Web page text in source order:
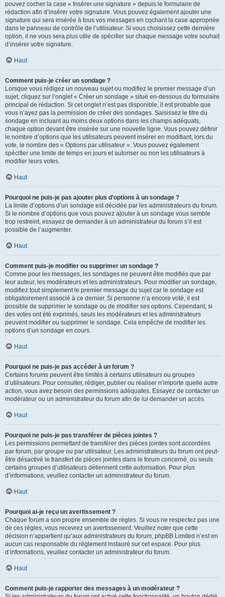
pouvez cocher la case « Insérer une signature » depuis le formulaire de
rédaction afin d’insérer votre signature. Vous pouvez également ajouter une
signature qui sera insérée à tous vos messages en cochant la case appropriée
dans le panneau de contrôle de l’utilisateur. Si vous choisissez cette dernière
option, il ne vous sera plus utile de spécifier sur chaque message votre souhait
d’insérer votre signature.
Haut
Comment puis-je créer un sondage ?
Lorsque vous rédigez un nouveau sujet ou modifiez le premier message d’un
sujet, cliquez sur l’onglet « Créer un sondage » situé en-dessous du formulaire
principal de rédaction. Si cet onglet n’est pas disponible, il est probable que
vous n’ayez pas la permission de créer des sondages. Saisissez le titre du
sondage en incluant au moins deux options dans les champs adéquats,
chaque option devant être insérée sur une nouvelle ligne. Vous pouvez définir
le nombre d’options que les utilisateurs peuvent insérer en modifiant, lors du
vote, le nombre des « Options par utilisateur ». Vous pouvez également
spécifier une limite de temps en jours et autoriser ou non les utilisateurs à
modifier leurs votes.
Haut
Pourquoi ne puis-je pas ajouter plus d’options à un sondage ?
La limite d’options d’un sondage est décidée par les administrateurs du forum.
Si le nombre d’options que vous pouvez ajouter à un sondage vous semble
trop restreint, essayez de demander à un administrateur du forum s’il est
possible de l’augmenter.
Haut
Comment puis-je modifier ou supprimer un sondage ?
Comme pour les messages, les sondages ne peuvent être modifiés que par
leur auteur, les modérateurs et les administrateurs. Pour modifier un sondage,
modifiez tout simplement le premier message du sujet car le sondage est
obligatoirement associé à ce dernier. Si personne n’a encore voté, il est
possible de supprimer le sondage ou de modifier ses options. Cependant, si
des votes ont été exprimés, seuls les modérateurs et les administrateurs
peuvent modifier ou supprimer le sondage. Cela empêche de modifier les
options d’un sondage en cours.
Haut
Pourquoi ne puis-je pas accéder à un forum ?
Certains forums peuvent être limités à certains utilisateurs ou groupes
d’utilisateurs. Pour consulter, rédiger, publier ou réaliser n’importe quelle autre
action, vous avez besoin des permissions adéquates. Essayez de contacter un
modérateur ou un administrateur du forum afin de lui demander un accès.
Haut
Pourquoi ne puis-je pas transférer de pièces jointes ?
Les permissions permettant de transférer des pièces jointes sont accordées
par forum, par groupe ou par utilisateur. Les administrateurs du forum ont peut-
être désactivé le transfert de pièces jointes dans le forum concerné, ou seuls
certains groupes d’utilisateurs détiennent cette autorisation. Pour plus
d’informations, veuillez contacter un administrateur du forum.
Haut
Pourquoi ai-je reçu un avertissement ?
Chaque forum a son propre ensemble de règles. Si vous ne respectez pas une
de ces règles, vous recevrez un avertissement. Veuillez noter que cette
décision n’appartient qu’aux administrateurs du forum, phpBB Limited n’est en
aucun cas responsable du règlement instauré sur cet espace. Pour plus
d’informations, veuillez contacter un administrateur du forum.
Haut
Comment puis-je rapporter des messages à un modérateur ?